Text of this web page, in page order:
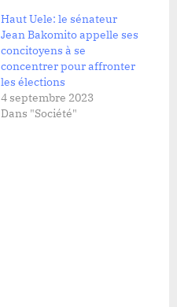
Haut Uele: le sénateur
Jean Bakomito appelle ses
concitoyens à se
concentrer pour affronter
les élections
4 septembre 2023
Dans "Société"